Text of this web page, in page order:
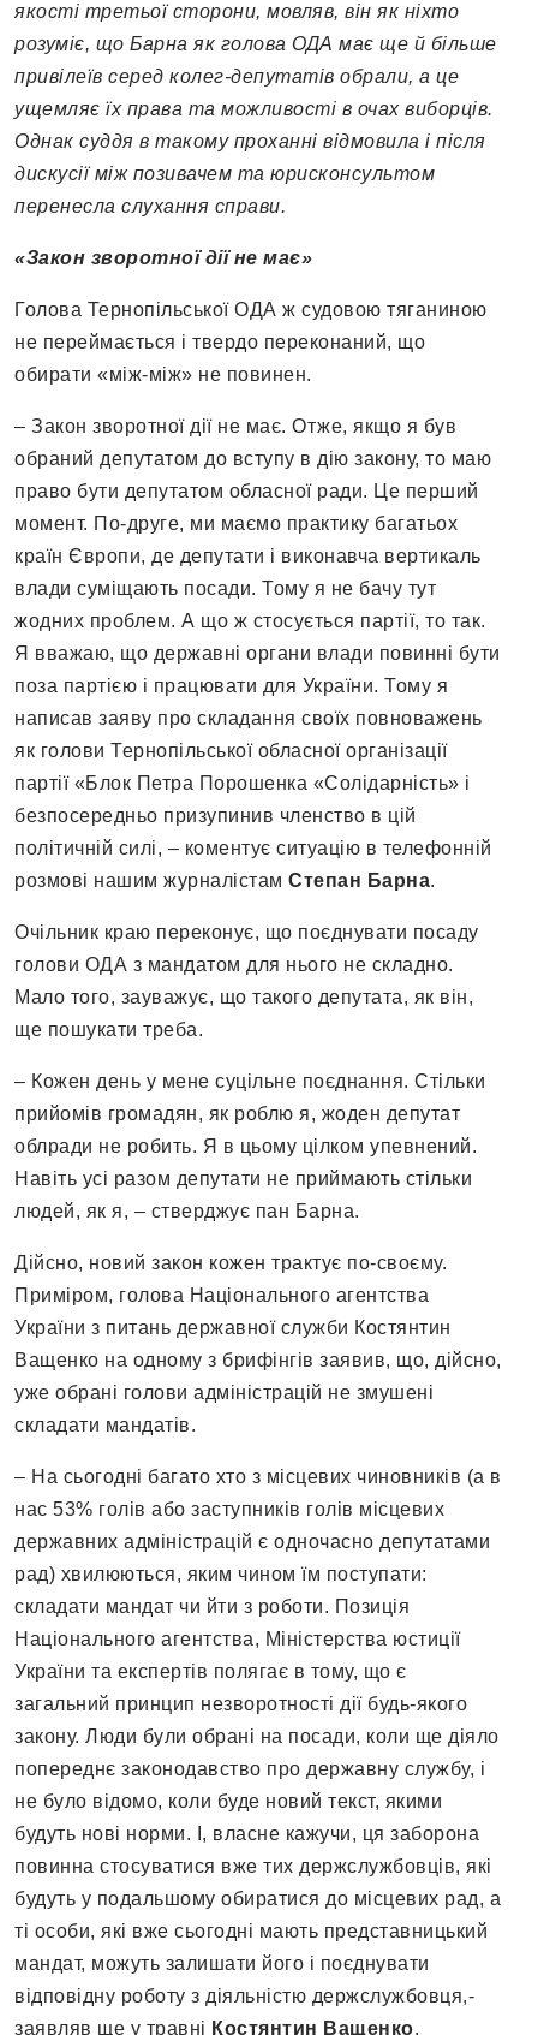
якості третьої сторони, мовляв, він як ніхто
розуміє, що Барна як голова ОДА має ще й більше
привілеїв серед колег-депутатів обрали, а це
ущемляє їх права та можливості в очах виборців.
Однак суддя в такому проханні відмовила і після
дискусії між позивачем та юрисконсультом
перенесла слухання справи.
«Закон зворотної дії не має»
Голова Тернопільської ОДА ж судовою тяганиною
не переймається і твердо переконаний, що
обирати «між-між» не повинен.
– Закон зворотної дії не має. Отже, якщо я був
обраний депутатом до вступу в дію закону, то маю
право бути депутатом обласної ради. Це перший
момент. По-друге, ми маємо практику багатьох
країн Європи, де депутати і виконавча вертикаль
влади суміщають посади. Тому я не бачу тут
жодних проблем. А що ж стосується партії, то так.
Я вважаю, що державні органи влади повинні бути
поза партією і працювати для України. Тому я
написав заяву про складання своїх повноважень
як голови Тернопільської обласної організації
партії «Блок Петра Порошенка «Солідарність» і
безпосередньо призупинив членство в цій
політичній силі, – коментує ситуацію в телефонній
розмові нашим журналістам Степан Барна.
Очільник краю переконує, що поєднувати посаду
голови ОДА з мандатом для нього не складно.
Мало того, зауважує, що такого депутата, як він,
ще пошукати треба.
– Кожен день у мене суцільне поєднання. Стільки
прийомів громадян, як роблю я, жоден депутат
облради не робить. Я в цьому цілком упевнений.
Навіть усі разом депутати не приймають стільки
людей, як я, – стверджує пан Барна.
Дійсно, новий закон кожен трактує по-своєму.
Приміром, голова Національного агентства
України з питань державної служби Костянтин
Ващенко на одному з брифінгів заявив, що, дійсно,
уже обрані голови адміністрацій не змушені
складати мандатів.
– На сьогодні багато хто з місцевих чиновників (а в
нас 53% голів або заступників голів місцевих
державних адміністрацій є одночасно депутатами
рад) хвилюються, яким чином їм поступати:
складати мандат чи йти з роботи. Позиція
Національного агентства, Міністерства юстиції
України та експертів полягає в тому, що є
загальний принцип незворотності дії будь-якого
закону. Люди були обрані на посади, коли ще діяло
попереднє законодавство про державну службу, і
не було відомо, коли буде новий текст, якими
будуть нові норми. І, власне кажучи, ця заборона
повинна стосуватися вже тих держслужбовців, які
будуть у подальшому обиратися до місцевих рад, а
ті особи, які вже сьогодні мають представницький
мандат, можуть залишати його і поєднувати
відповідну роботу з діяльністю держслужбовця,-
заявляв ще у травні Костянтин Ващенко.